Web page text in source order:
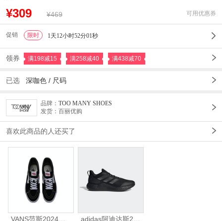
¥309 ¥469 可用优惠券
促销 限时 1天12小时51分59秒
领券 满198减15 满258减40 满438减70
已选 深咖色 / 尺码
品牌： TOO MANY SHOES
发货：百丽优购
喜欢此商品的人还买了
VANS范斯2024中性SK8-HiCL帆布鞋/硫化鞋VN000D5IB8C adidas阿迪达斯2025中性edge gamedaySPW FTW-跑步GW2499